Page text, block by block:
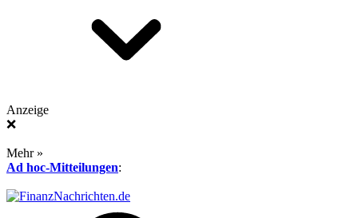
Anzeige
❌
Mehr »
Ad hoc-Mitteilungen: